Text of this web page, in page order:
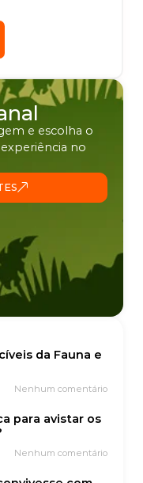
e escolha o
no
da Fauna e
Nenhum comentário
para avistar os
Nenhum comentário